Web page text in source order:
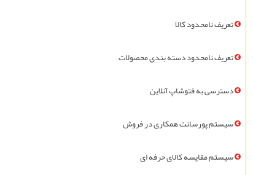
تعريف نامحدود کالا
تعريف نامحدود دسته بندی محصولات
دسترسی به فتوشاپ آنلاین
سيستم پورسانت همکاری در فروش
سيستم مقايسه کالای حرفه ای